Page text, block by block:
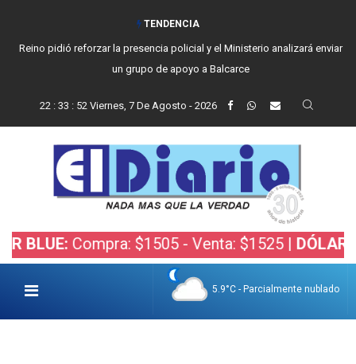
TENDENCIA
Reino pidió reforzar la presencia policial y el Ministerio analizará enviar
un grupo de apoyo a Balcarce
22: 33 : 53 Viernes, 7 De Agosto - 2026
Compra: $1505 - Venta: $1525 |DÓLAR BOLSA:
5.9°C - Parcialmente nublado